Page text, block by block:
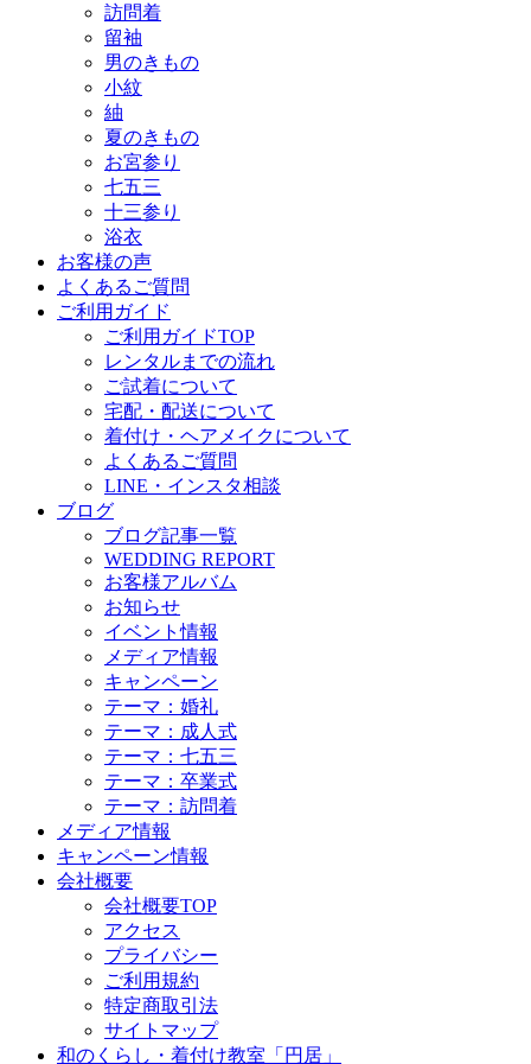
訪問着
留袖
男のきもの
小紋
紬
夏のきもの
お宮参り
七五三
十三参り
浴衣
お客様の声
よくあるご質問
ご利用ガイド
ご利用ガイドTOP
レンタルまでの流れ
ご試着について
宅配・配送について
着付け・ヘアメイクについて
よくあるご質問
LINE・インスタ相談
ブログ
ブログ記事一覧
WEDDING REPORT
お客様アルバム
お知らせ
イベント情報
メディア情報
キャンペーン
テーマ：婚礼
テーマ：成人式
テーマ：七五三
テーマ：卒業式
テーマ：訪問着
メディア情報
キャンペーン情報
会社概要
会社概要TOP
アクセス
プライバシー
ご利用規約
特定商取引法
サイトマップ
和のくらし・着付け教室「円居」